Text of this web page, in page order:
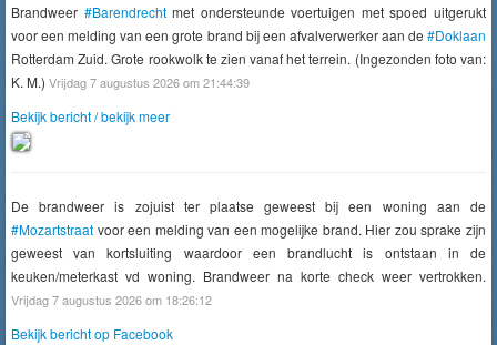
Brandweer #Barendrechtmet ondersteunde voertuigen met spoed uitgerukt
voor een melding van een grote brand bij een afvalverwerker aan de #Doklaan
Rotterdam Zuid. Grote rookwolk te zien vanaf het terrein. (Ingezonden foto van:
K. M.) Vrijdag 7 augustus 2026 om 21:44:39
Bekijk bericht / bekijk meer
De brandweer is zojuist ter plaatse geweest bij een woning aan de
#Mozartstraat voor een melding van een mogelijke brand. Hier zou sprake zijn
geweest van kortsluiting waardoor een brandlucht is ontstaan in de
keuken/meterkast vd woning. Brandweer na korte check weer vertrokken.
Vrijdag 7 augustus 2026 om 18:26:12
Bekijk bericht op Facebook